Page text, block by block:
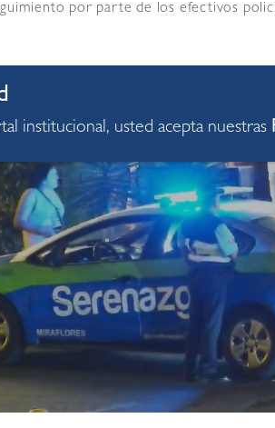
por parte de los efectivos
institucional, usted acepta nuestras